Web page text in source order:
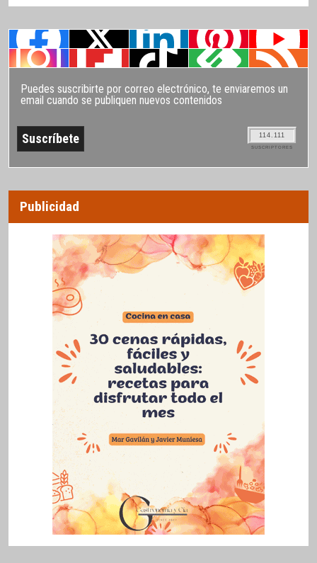
Puedes suscribirte por correo electrónico, te enviaremos un
email cuando se publiquen nuevos contenidos
114.111
SUSCRIPTORES
Publicidad